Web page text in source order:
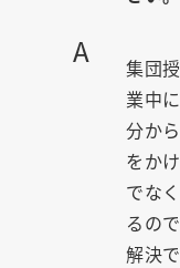
A
集団
業中
分か
をか
でな
るの
解決